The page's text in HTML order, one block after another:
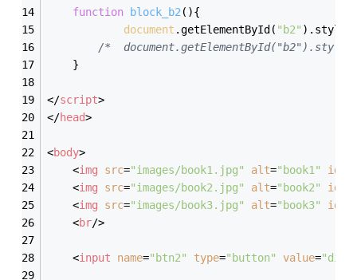
function block_b2 ( ){
document .getElementById( "b2"
/*
	}
</script>
</head>
<body>
<img src="images/book1.jpg" alt="book1" id
<img src="images/book2.jpg" alt="book2" id
<img src="images/book3.jpg" alt="book3" id
<br/>
<input name="btn2" type="button" value=